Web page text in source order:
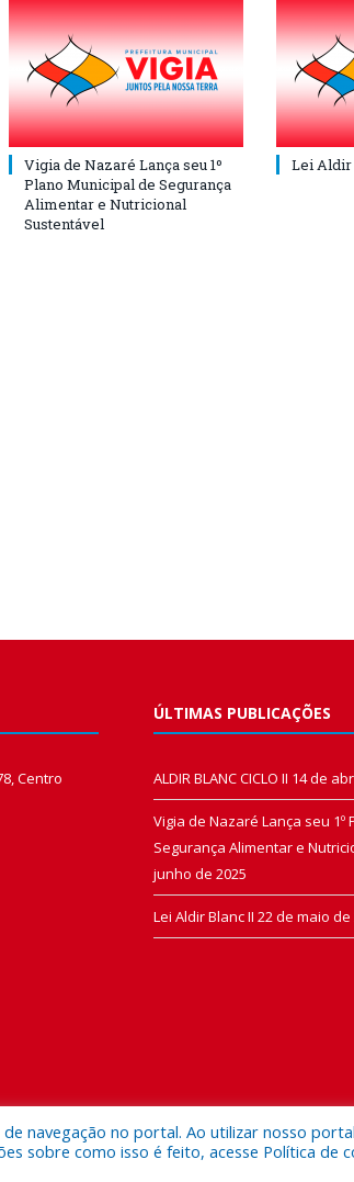
Vigia de Nazaré Lança seu 1º
Plano Municipal de Segurança
Alimentar e Nutricional
Sustentável
Lei Aldir
Centro
ÚLTIMAS PUBLICAÇÕES
ALDIR BLANC CICLO II 14 de
Vigia de Nazaré Lança seu 1º
Segurança Alimentar e
junho de 2025
Lei Aldir Blanc II 22 de maio de
Municipal de Vigia de Nazaré.
navegação no portal. Ao utilizar nosso
sobre como isso é feito, acesse Política de